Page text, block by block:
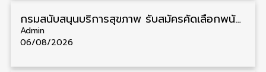
กรมสนับสนุนบริการสุขภาพ รับสมัครคัดเลือกพนักงานราชการ วุฒิ ปวส./ป.ตรี 13 อัตรา รับสมัคร 11 – 20 สิงหาคม
Admin
06/08/2026